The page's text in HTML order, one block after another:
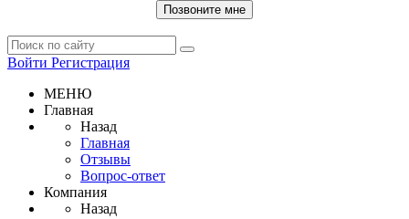
Позвоните мне
Войти Регистрация
МЕНЮ
Главная
Назад
Главная
Отзывы
Вопрос-ответ
Компания
Назад